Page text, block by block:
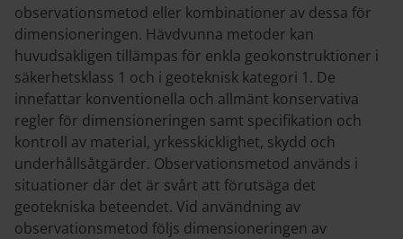
observationsmetod eller kombinationer av dessa för
dimensioneringen. Hävdvunna metoder kan
huvudsakligen tillämpas för enkla geokonstruktioner i
säkerhetsklass 1 och i geoteknisk kategori 1. De
innefattar konventionella och allmänt konservativa
regler för dimensioneringen samt specifikation och
kontroll av material, yrkesskicklighet, skydd och
underhållsåtgärder. Observationsmetod används i
situationer där det är svårt att förutsäga det
geotekniska beteendet. Vid användning av
observationsmetod följs dimensioneringen av